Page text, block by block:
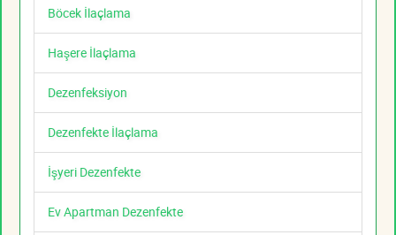
Böcek İlaçlama
Haşere İlaçlama
Dezenfeksiyon
Dezenfekte İlaçlama
İşyeri Dezenfekte
Ev Apartman Dezenfekte